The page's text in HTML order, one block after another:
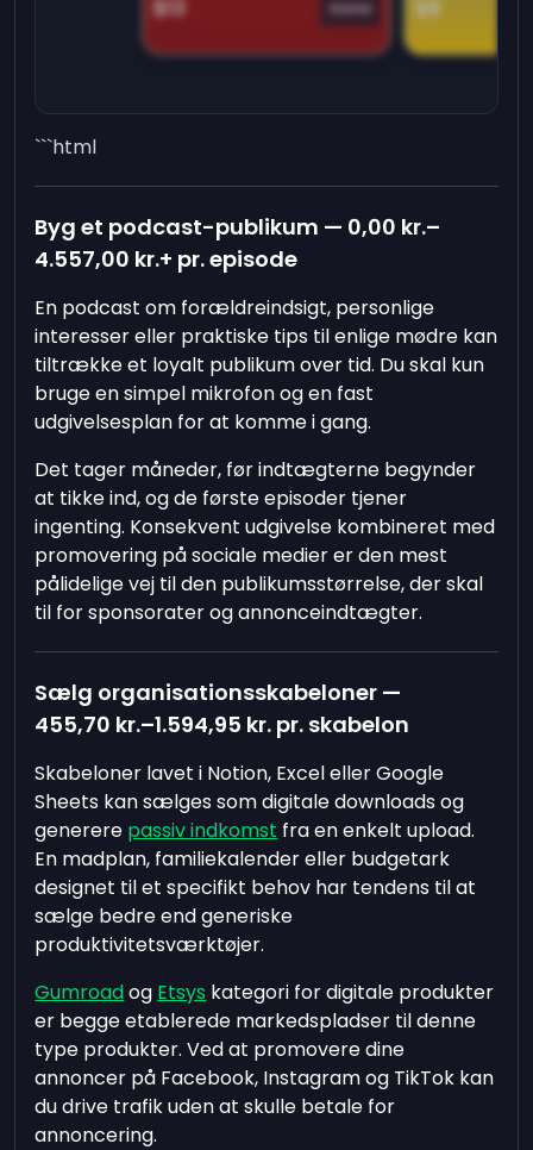
$13 Game $9
```html
Byg et podcast-publikum — 0,00 kr.–
4.557,00 kr.+ pr. episode
En podcast om forældreindsigt, personlige
interesser eller praktiske tips til enlige mødre kan
tiltrække et loyalt publikum over tid. Du skal kun
bruge en simpel mikrofon og en fast
udgivelsesplan for at komme i gang.
Det tager måneder, før indtægterne begynder
at tikke ind, og de første episoder tjener
ingenting. Konsekvent udgivelse kombineret med
promovering på sociale medier er den mest
pålidelige vej til den publikumsstørrelse, der skal
til for sponsorater og annonceindtægter.
Sælg organisationsskabeloner —
455,70 kr.–1.594,95 kr. pr. skabelon
Skabeloner lavet i Notion, Excel eller Google
Sheets kan sælges som digitale downloads og
generere passiv indkomst fra en enkelt upload.
En madplan, familiekalender eller budgetark
designet til et specifikt behov har tendens til at
sælge bedre end generiske
produktivitetsværktøjer.
Gumroadog Etsys kategori for digitale produkter
er begge etablerede markedspladser til denne
type produkter. Ved at promovere dine
annoncer på Facebook, Instagram og TikTok kan
du drive trafik uden at skulle betale for
annoncering.